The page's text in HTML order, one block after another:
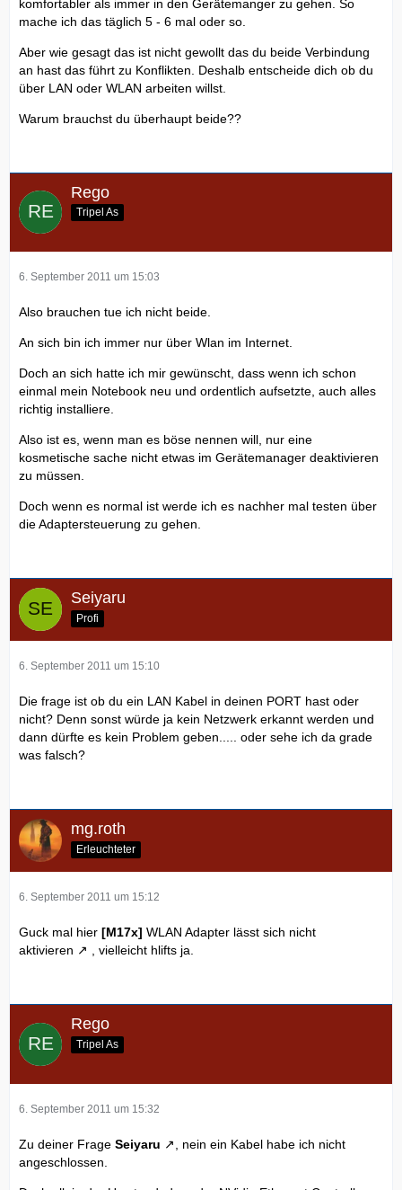
komfortabler als immer in den Gerätemanger zu gehen. So
mache ich das täglich 5 - 6 mal oder so.
Aber wie gesagt das ist nicht gewollt das du beide Verbindung
an hast das führt zu Konflikten. Deshalb entscheide dich ob du
über LAN oder WLAN arbeiten willst.
Warum brauchst du überhaupt beide??
Rego
Tripel As
6. September 2011 um 15:03
Also brauchen tue ich nicht beide.
An sich bin ich immer nur über Wlan im Internet.
Doch an sich hatte ich mir gewünscht, dass wenn ich schon
einmal mein Notebook neu und ordentlich aufsetzte, auch alles
richtig installiere.
Also ist es, wenn man es böse nennen will, nur eine
kosmetische sache nicht etwas im Gerätemanager deaktivieren
zu müssen.
Doch wenn es normal ist werde ich es nachher mal testen über
die Adaptersteuerung zu gehen.
Seiyaru
Profi
6. September 2011 um 15:10
Die frage ist ob du ein LAN Kabel in deinen PORT hast oder
nicht? Denn sonst würde ja kein Netzwerk erkannt werden und
dann dürfte es kein Problem geben..... oder sehe ich da grade
was falsch?
mg.roth
Erleuchteter
6. September 2011 um 15:12
Guck mal hier [M17x] WLAN Adapter lässt sich nicht
aktivieren
, vielleicht hlifts ja.
Rego
Tripel As
6. September 2011 um 15:32
Zu deiner Frage Seiyaru
, nein ein Kabel habe ich nicht
angeschlossen.